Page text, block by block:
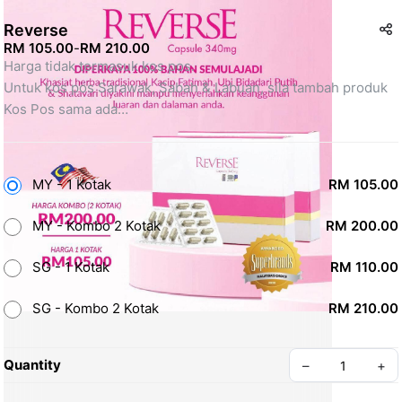
Reverse
RM 105.00-RM 210.00
Harga tidak termasuk kos pos.
Untuk kos pos Sarawak, Sabah & Labuan, sila tambah produk
Kos Pos sama ada
*Jika kos pos melibihi had, bayaran tambahan akan dimaklum
kemudian.
MY - 1 Kotak RM 105.00
MY - Kombo 2 Kotak RM 200.00
SG - 1 Kotak RM 110.00
SG - Kombo 2 Kotak RM 210.00
Quantity – +